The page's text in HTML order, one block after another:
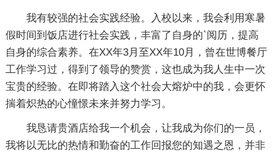
我有较强的社会实践经验。入校以来，我会利用寒暑
假时间到饭店进行社会实践，丰富了自身的`阅历，提高
自身的综合素养。在XX年3月至XX年10月，曾在世博餐厅
工作学习过，得到了领导的赞赏，这也成为我人生中一次
宝贵的经验。在即将踏入这个社会大熔炉中的我，会更怀
揣着炽热的心憧憬未来并努力学习。
我恳请贵酒店给我一个机会，让我成为你们的一员，
我将以无比的热情和勤奋的工作回报您的知遇之恩，并非